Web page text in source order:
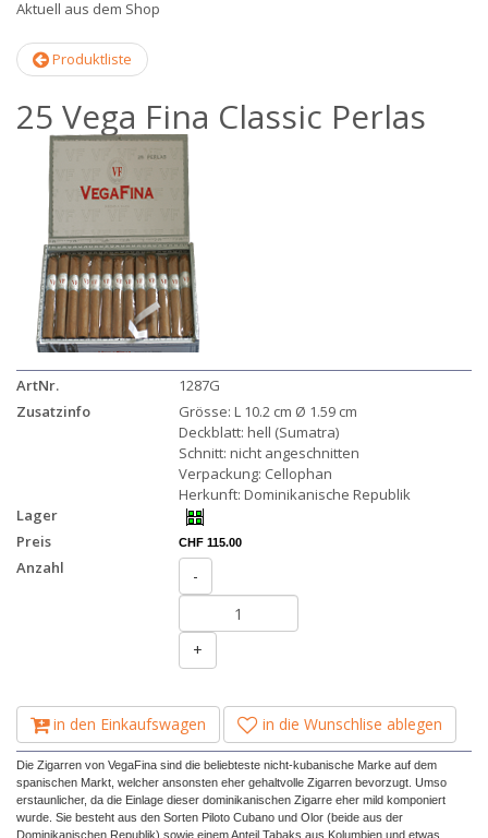
Aktuell aus dem Shop
Produktliste
25 Vega Fina Classic Perlas
ArtNr.
1287G
Zusatzinfo
Grösse: L 10.2 cm Ø 1.59 cm
Deckblatt: hell (Sumatra)
Schnitt: nicht angeschnitten
Verpackung: Cellophan
Herkunft: Dominikanische Republik
Lager
Preis
CHF 115.00
Anzahl -
+
in den Einkaufswagen in die Wunschlise ablegen
Die Zigarren von VegaFina sind die beliebteste nicht-kubanische Marke auf dem
spanischen Markt, welcher ansonsten eher gehaltvolle Zigarren bevorzugt. Umso
erstaunlicher, da die Einlage dieser dominikanischen Zigarre eher mild komponiert
wurde. Sie besteht aus den Sorten Piloto Cubano und Olor (beide aus der
Dominikanischen Republik) sowie einem Anteil Tabaks aus Kolumbien und etwas